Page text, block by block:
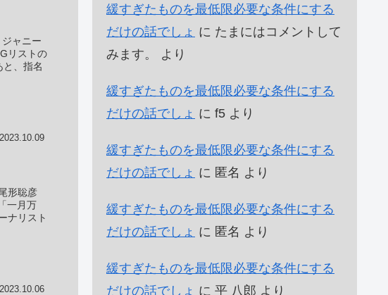
ャニー
リストの
、指名
2023.10.09
形聡彦
一月万
ナリスト
2023.10.06
緩すぎたものを最低限必要な条件にする
だけの話でしょ に たまにはコメントして
みます。
より
緩すぎたものを最低限必要な条件にする
だけの話でしょ に f5 より
緩すぎたものを最低限必要な条件にする
だけの話でしょ に 匿名 より
緩すぎたものを最低限必要な条件にする
だけの話でしょ に 匿名 より
緩すぎたものを最低限必要な条件にする
だけの話でしょ に 平 八郎 より